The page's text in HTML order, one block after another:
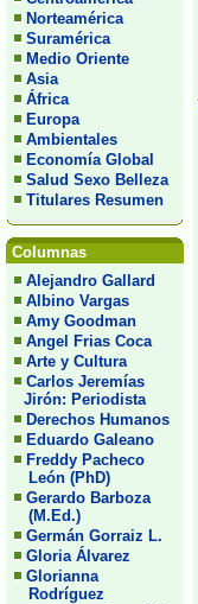
Norteamérica
Suramérica
Medio Oriente
Asia
África
Europa
Ambientales
Economía Global
Salud Sexo Belleza
Titulares Resumen
Columnas
Alejandro Gallard
Albino Vargas
Amy Goodman
Angel Frias Coca
Arte y Cultura
Carlos Jeremías
Jirón: Periodista
Derechos Humanos
Eduardo Galeano
Freddy Pacheco
León (PhD)
Gerardo Barboza
(M.Ed.)
Germán Gorraiz L.
Gloria Álvarez
Glorianna
Rodríguez